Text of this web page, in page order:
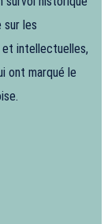
sur les
intellectuelles,
ont marqué le